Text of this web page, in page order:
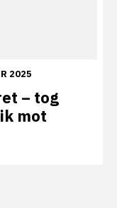
2025
– tog
mot